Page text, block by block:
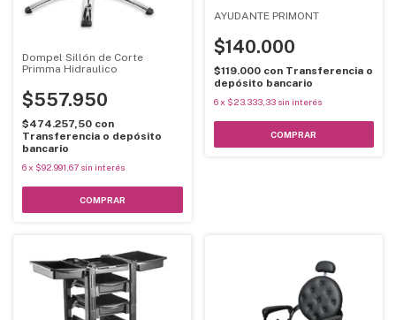
Dompel Sillón de Corte
Primma Hidraulico
$557.950
$474.257,50 con
Transferencia o depósito
bancario
6x $92.991,67 sin interés
AYUDANTE PRIMONT
$140.000
$119.000 con Transferencia o
depósito bancario
6 x $23.333,33 sin interés